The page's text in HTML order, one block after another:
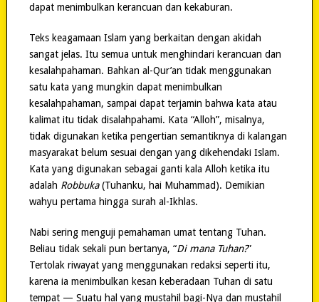
dapat menimbulkan kerancuan dan kekaburan.
Teks keagamaan Islam yang berkaitan dengan akidah
sangat jelas. Itu semua untuk menghindari kerancuan dan
kesalahpahaman. Bahkan al-Qur’an tidak menggunakan
satu kata yang mungkin dapat menimbulkan
kesalahpahaman, sampai dapat terjamin bahwa kata atau
kalimat itu tidak disalahpahami. Kata “Alloh”, misalnya,
tidak digunakan ketika pengertian semantiknya di kalangan
masyarakat belum sesuai dengan yang dikehendaki Islam.
Kata yang digunakan sebagai ganti kala Alloh ketika itu
adalah Robbuka(Tuhanku, hai Muhammad). Demikian
wahyu pertama hingga surah al-Ikhlas.
Nabi sering menguji pemahaman umat tentang Tuhan.
Beliau tidak sekali pun bertanya, “Di mana Tuhan?”
Tertolak riwayat yang menggunakan redaksi seperti itu,
karena ia menimbulkan kesan keberadaan Tuhan di satu
tempat — Suatu hal yang mustahil bagi-Nya dan mustahil